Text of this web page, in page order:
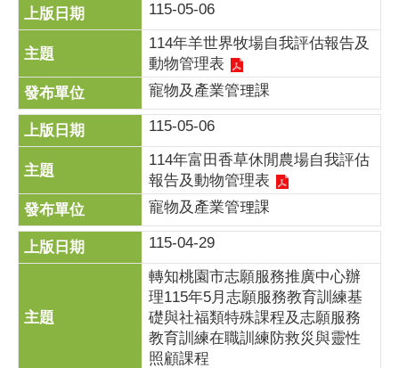
115-05-06
114年羊世界牧場自我評估報告及
動物管理表
寵物及產業管理課
115-05-06
114年富田香草休閒農場自我評估
報告及動物管理表
寵物及產業管理課
115-04-29
轉知桃園市志願服務推廣中心辦
理115年5月志願服務教育訓練基
礎與社福類特殊課程及志願服務
教育訓練在職訓練防救災與靈性
照顧課程